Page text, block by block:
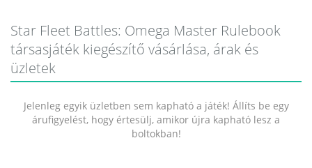
Star Fleet Battles: Omega Master Rulebook
társasjáték kiegészítő vásárlása, árak és
üzletek
Jelenleg egyik üzletben sem kapható a játék! Állíts be egy
árufigyelést, hogy értesülj, amikor újra kapható lesz a
boltokban!